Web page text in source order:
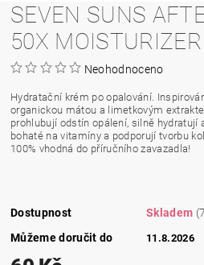
SEVEN SUNS
50X
Neohodnoceno
Hydratační krém po opalování.
organickou mátou a limetkovým
prohlubují odstín opálení, silně hydratují
bohaté na vitamíny a podporují tvorbu
100% vhodná do příručního zavazadla!
Dostupnost Skladem
Můžeme doručit do
11.8.2026